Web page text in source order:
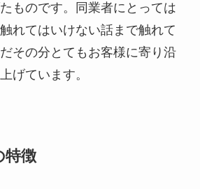
ものです。同業者にとっては
れてはいけない話まで触れて
その分とてもお客様に寄り沿
げています。
特徴